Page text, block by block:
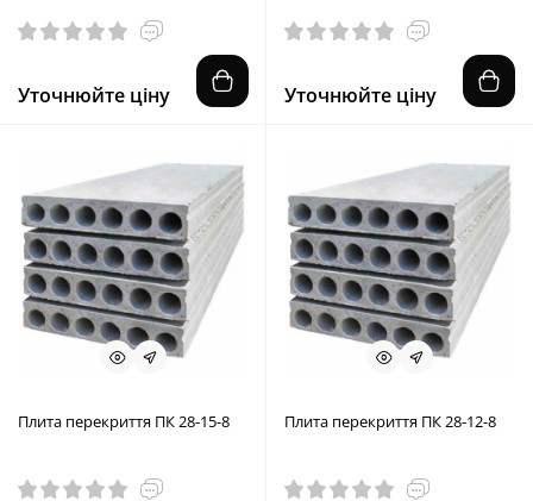
Уточнюйте ціну Уточнюйте ціну
Плита перекриття ПК 28-15-8 Плита перекриття ПК 28-12-8